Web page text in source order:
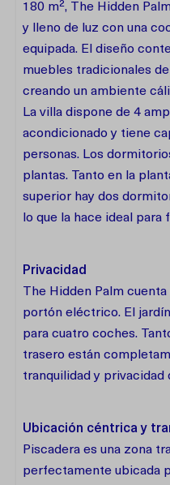
180 m², The Hidden
y lleno de luz con una
equipada. El diseño
muebles tradicionales
creando un ambiente
La villa dispone de 4
acondicionado y tiene
personas. Los
plantas. Tanto en la
superior hay dos
lo que la hace ideal para
Privacidad
The Hidden Palm
portón eléctrico. El
para cuatro coches.
trasero están
tranquilidad y privacidad
Ubicación céntrica y
Piscadera es una zona
perfectamente ubicada